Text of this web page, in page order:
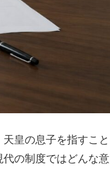
皇の息子を指すこと
の制度ではどんな意